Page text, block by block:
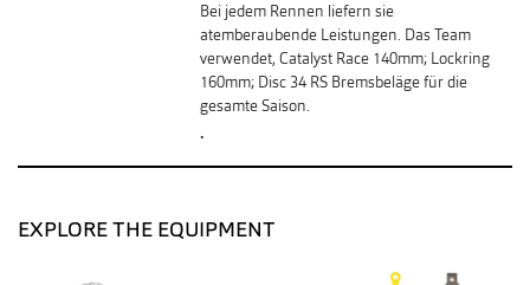
Bei jedem Rennen liefern sie
atemberaubende Leistungen. Das Team
verwendet, Catalyst Race 140mm; Lockring
160mm; Disc 34 RS Bremsbeläge für die
gesamte Saison.
.
EXPLORE THE EQUIPMENT